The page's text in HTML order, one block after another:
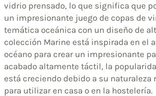
vidrio prensado, lo que significa que
un impresionante juego de copas de
temática oceánica con un diseño de
colección Marine está inspirada en el
océano para crear un impresionante
acabado altamente táctil, la
está creciendo debido a su naturaleza
para utilizar en casa o en la hostelería.